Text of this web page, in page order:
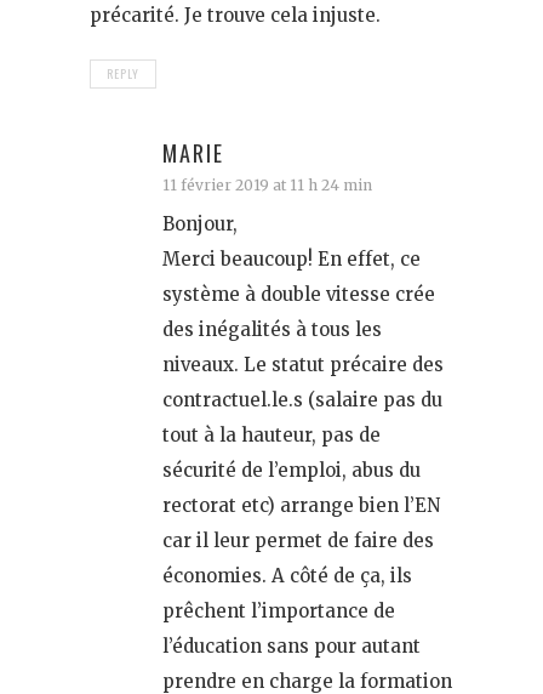
précarité. Je trouve cela injuste.
REPLY
MARIE
11 février 2019 at 11 h 24 min
Bonjour,
Merci beaucoup! En effet, ce
système à double vitesse crée
des inégalités à tous les
niveaux. Le statut précaire des
contractuel.le.s (salaire pas du
tout à la hauteur, pas de
sécurité de l’emploi, abus du
rectorat etc) arrange bien l’EN
car il leur permet de faire des
économies. A côté de ça, ils
prêchent l’importance de
l’éducation sans pour autant
prendre en charge la formation